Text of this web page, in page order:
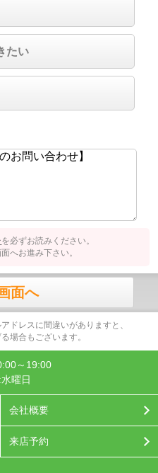
たい
を必ずお読みください。
へお進み下さい。
面へ
ドレスに間違いがありますと、
場合もございます。
～19:00
曜日
会社概要
来店予約